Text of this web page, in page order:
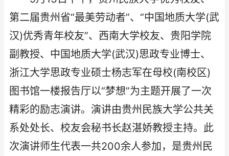
第二届贵州省“最美劳动者”、“中国地质大学(武
汉)优秀青年校友”、西南大学校友、贵阳学院
副教授、中国地质大学(武汉)思政专业博士、
浙江大学思政专业硕士杨志军在母校(南校区)
图书馆一楼报告厅以“梦想”为主题开展了一次
精彩的励志演讲。演讲由贵州民族大学公共关
系处处长、校友会秘书长赵湛娇教授主持。此
次演讲师生代表一共200余人参加，是贵州民